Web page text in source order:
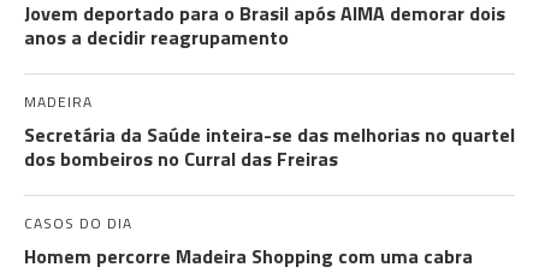
Jovem deportado para o Brasil após AIMA demorar dois
anos a decidir reagrupamento
MADEIRA
Secretária da Saúde inteira-se das melhorias no quartel
dos bombeiros no Curral das Freiras
CASOS DO DIA
Homem percorre Madeira Shopping com uma cabra